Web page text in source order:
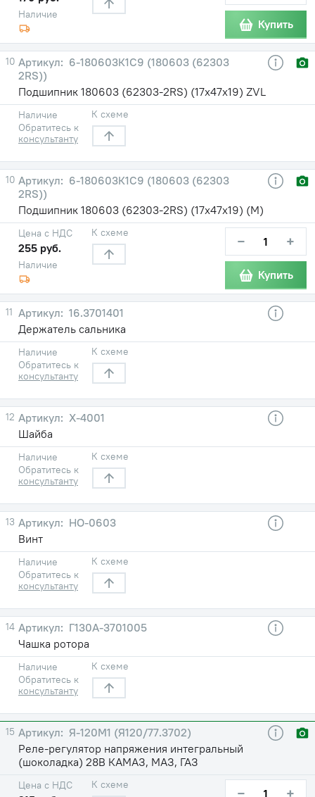
Наличие
Купить
10
6-180603К1С9 (180603 (62303
2RS))
Подшипник 180603 (62303-2RS) (17х47х19) ZVL
Наличие
Обратитесь к
консультанту
К схеме
10
6-180603К1С9 (180603 (62303
2RS))
Подшипник 180603 (62303-2RS) (17х47х19) (М)
Наличие
Цена с НДС
255 руб.
К схеме − +
Купить
11
16.3701401
Держатель сальника
Наличие
Обратитесь к
консультанту
К схеме
12
Х-4001
Шайба
Наличие
Обратитесь к
консультанту
К схеме
13
НО-0603
Винт
Наличие
Обратитесь к
консультанту
К схеме
14
Г130А-3701005
Чашка ротора
Наличие
Обратитесь к
консультанту
К схеме
15
Я-120М1 (Я120/77.3702)
Реле-регулятор напряжения интегральный
(шоколадка) 28В КАМАЗ, МАЗ, ГАЗ
Цена с НДС К схеме − +